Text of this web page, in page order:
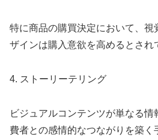
特に商品の購買決定において、視
ザインは購入意欲を高めるとされ
4. ストーリーテリング
ビジュアルコンテンツが単なる
費者との感情的なつながりを築く